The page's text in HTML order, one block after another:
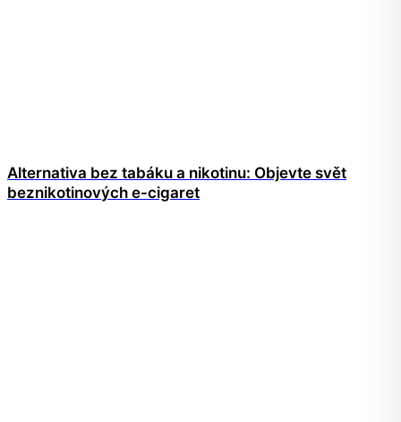
Alternativa bez tabáku a nikotinu: Objevte svět
beznikotinových e-cigaret